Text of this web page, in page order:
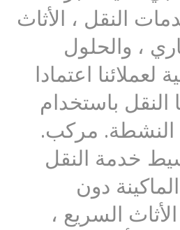
النقل ، الأثاث
، والحلول
لعملائنا اعتمادا
باستخدام
النشطة. مركب.
خدمة النقل
دون
السريع ،